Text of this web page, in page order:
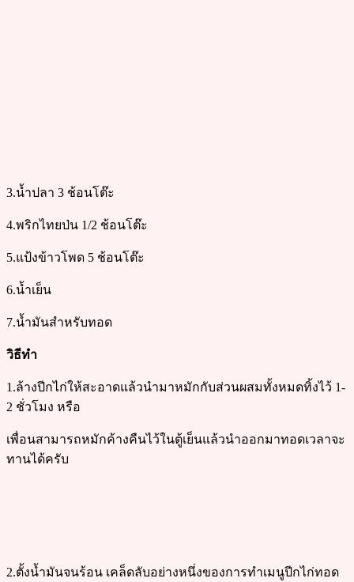
3.น้ำปลา 3 ช้อนโต๊ะ
4.พริกไทยป่น 1/2 ช้อนโต๊ะ
5.แป้งข้าวโพด 5 ช้อนโต๊ะ
6.น้ำเย็น
7.น้ำมันสำหรับทอด
วิธีทำ
1.ล้างปีกไก่ให้สะอาดแล้วนำมาหมักกับส่วนผสมทั้งหมดทิ้งไว้ 1-
2 ชั่วโมง หรือ
เพื่อนสามารถหมักค้างคืนไว้ในตู้เย็นแล้วนำออกมาทอดเวลาจะ
ทานได้ครับ
2.ตั้งน้ำมันจนร้อน เคล็ดลับอย่างหนึ่งของการทำเมนูปีกไก่ทอด